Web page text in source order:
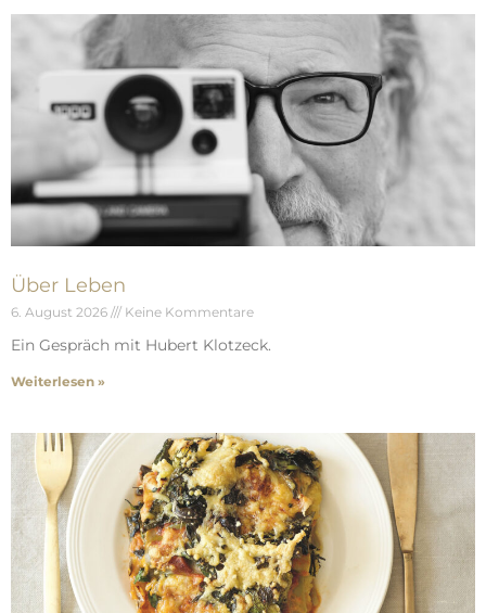
Über Leben
6. August 2026 Keine Kommentare
Ein Gespräch mit Hubert Klotzeck.
Weiterlesen »